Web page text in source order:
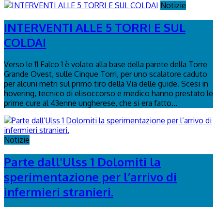
Notizie
INTERVENTI ALLE 5 TORRI E SUL
COLDAI
Verso le 11 Falco 1 è volato alla base della parete della Torre
Grande Ovest, sulle Cinque Torri, per uno scalatore caduto
per alcuni metri sul primo tiro della Via delle guide. Scesi in
hovering, tecnico di elisoccorso e medico hanno prestato le
prime cure al 43enne ungherese, che si era fatto...
Notizie
Parte dall'Ulss 1 Dolomiti la
sperimentazione per l’arrivo di
infermieri stranieri.